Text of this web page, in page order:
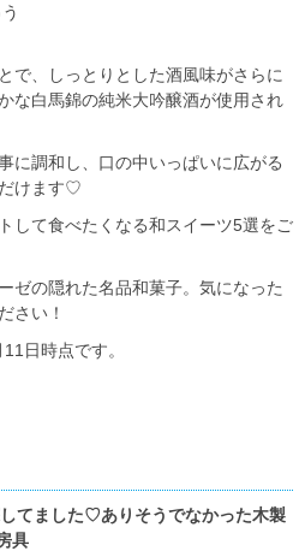
で、しっとりとした酒風味がさらに
な白馬錦の純米大吟醸酒が使用され
に調和し、口の中いっぱいに広がる
けます♡
して食べたくなる和スイーツ5選をご
ゼの隠れた名品和菓子。気になった
さい！
日時点です。
てました♡ありそうでなかった木製
具